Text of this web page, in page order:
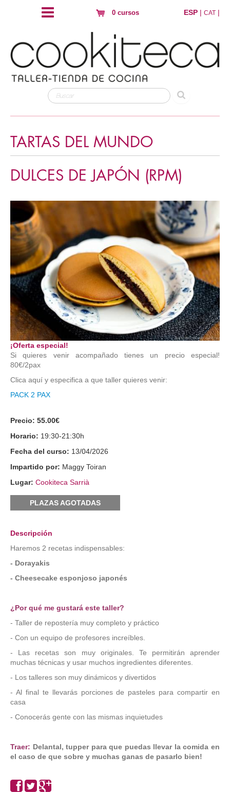
0 cursos ESP | CAT |
TARTAS DEL MUNDO
DULCES DE JAPÓN (RPM)
¡Oferta especial!
Si quieres venir acompañado tienes un precio especial!
80€/2pax
Clica aquí y especifica a que taller quieres venir:
PACK 2 PAX
Precio: 55.00€
Horario: 19:30-21:30h
Fecha del curso: 13/04/2026
Impartido por: Maggy Toiran
Lugar: Cookiteca Sarrià
PLAZAS AGOTADAS
Descripción
Haremos 2 recetas indispensables:
- Dorayakis
- Cheesecake esponjoso japonés
¿Por qué me gustará este taller?
- Taller de repostería muy completo y práctico
- Con un equipo de profesores increíbles.
- Las recetas son muy originales. Te permitirán aprender
muchas técnicas y usar muchos ingredientes diferentes.
- Los talleres son muy dinámicos y divertidos
- Al final te llevarás porciones de pasteles para compartir en
casa
- Conocerás gente con las mismas inquietudes
Traer: Delantal, tupper para que puedas llevar la comida en
el caso de que sobre y muchas ganas de pasarlo bien!